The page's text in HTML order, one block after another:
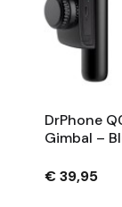
DrPhone
Gimbal –
Zwart
€ 39,95